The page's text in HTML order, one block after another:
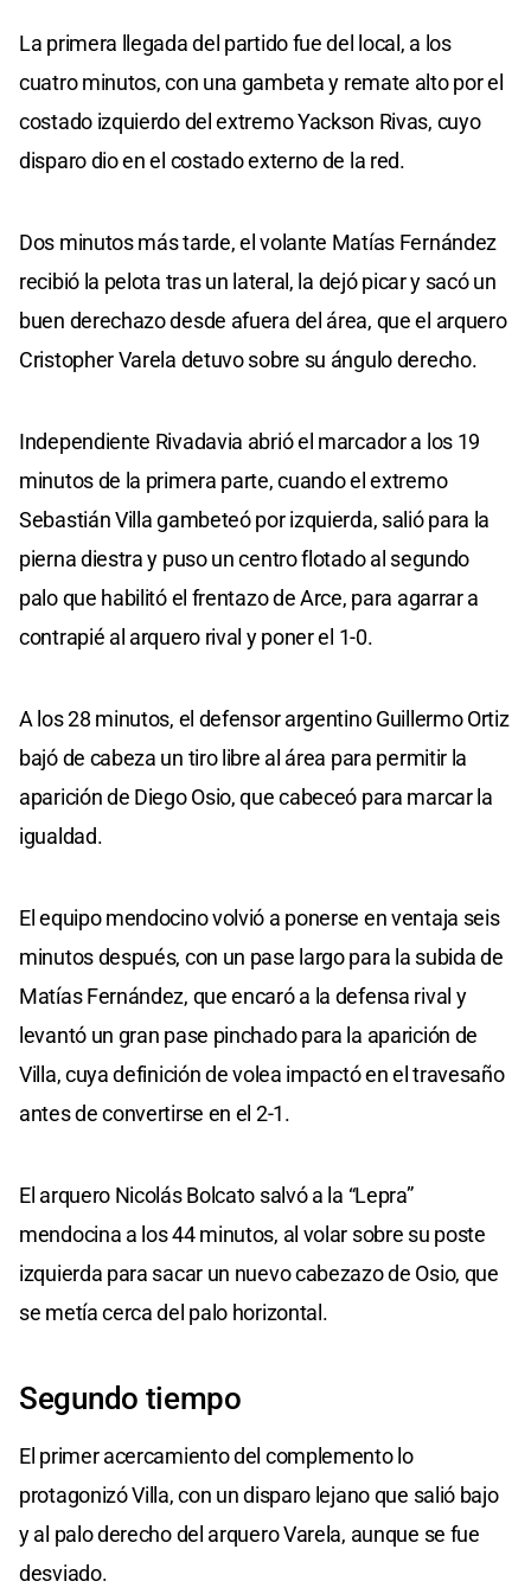
La primera llegada del partido fue del local, a los
cuatro minutos, con una gambeta y remate alto por el
costado izquierdo del extremo Yackson Rivas, cuyo
disparo dio en el costado externo de la red.
Dos minutos más tarde, el volante Matías Fernández
recibió la pelota tras un lateral, la dejó picar y sacó un
buen derechazo desde afuera del área, que el arquero
Cristopher Varela detuvo sobre su ángulo derecho.
Independiente Rivadavia abrió el marcador a los 19
minutos de la primera parte, cuando el extremo
Sebastián Villa gambeteó por izquierda, salió para la
pierna diestra y puso un centro flotado al segundo
palo que habilitó el frentazo de Arce, para agarrar a
contrapié al arquero rival y poner el 1-0.
A los 28 minutos, el defensor argentino Guillermo Ortiz
bajó de cabeza un tiro libre al área para permitir la
aparición de Diego Osio, que cabeceó para marcar la
igualdad.
El equipo mendocino volvió a ponerse en ventaja seis
minutos después, con un pase largo para la subida de
Matías Fernández, que encaró a la defensa rival y
levantó un gran pase pinchado para la aparición de
Villa, cuya definición de volea impactó en el travesaño
antes de convertirse en el 2-1.
El arquero Nicolás Bolcato salvó a la “Lepra”
mendocina a los 44 minutos, al volar sobre su poste
izquierda para sacar un nuevo cabezazo de Osio, que
se metía cerca del palo horizontal.
Segundo tiempo
El primer acercamiento del complemento lo
protagonizó Villa, con un disparo lejano que salió bajo
y al palo derecho del arquero Varela, aunque se fue
desviado.